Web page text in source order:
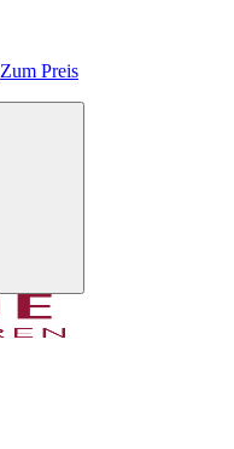
Zum Preis